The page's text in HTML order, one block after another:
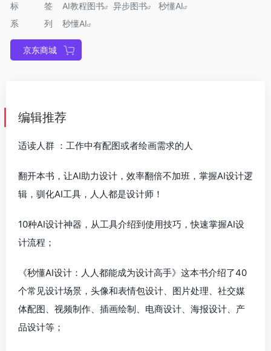
标签
AI教程图书 异步图书
秒懂AI
系列
秒懂AI
京东商城
编辑推荐
适读人群 ：工作中有配图或者绘画需求的人
翻开本书，让AI助力设计，效率翻倍不加班，掌握AI设计逻
辑，驯化AI工具，人人都是设计师！
10种AI设计神器，从工具介绍到使用技巧，快速掌握AI设
计流程；
《秒懂AI设计：人人都能成为设计高手》这本书介绍了40
个常见设计场景，头像和表情包设计、图片处理、社交媒
体配图、视频制作、插画绘制、电商设计、海报设计、产
品设计等；